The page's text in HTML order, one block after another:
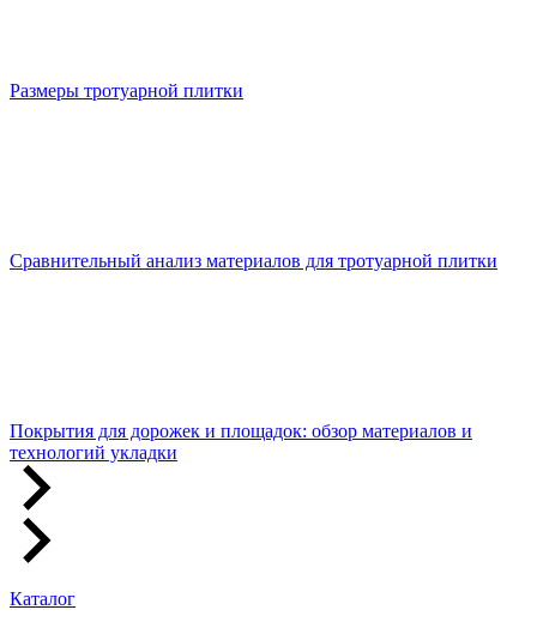
Размеры тротуарной плитки
Сравнительный анализ материалов для тротуарной плитки
Покрытия для дорожек и площадок: обзор материалов и
технологий укладки
Каталог